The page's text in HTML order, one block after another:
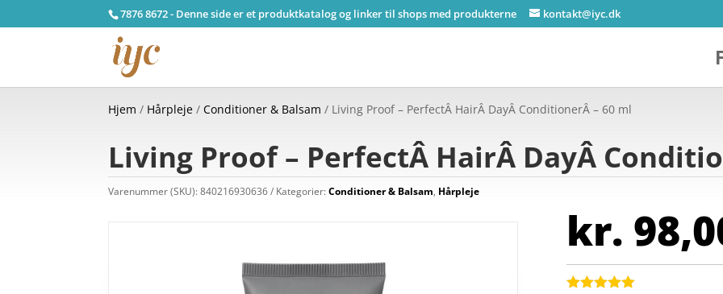
7876 8672 - Denne side er et produktkatalog og linker til shops med produkterne kontakt@iyc.dk
Hjem / Hårpleje /Conditioner & Balsam / Living Proof – PerfectÂ HairÂ DayÂ ConditionerÂ – 60 ml
Living Proof – PerfectÂ HairÂ DayÂ
Varenummer (SKU):840216930636 Kategorier:Conditioner & Balsam, Hårpleje
kr.